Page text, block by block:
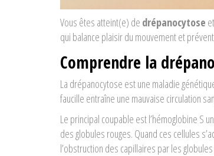
Vous êtes atteint(e) de drépanocytose
qui balance plaisir du mouvement et
Comprendre la
La drépanocytose est une maladie
faucille entraîne une mauvaise circulation
Le principal coupable estl’hémoglobine S
des globules rouges. Quand ces cellules
l’obstruction des capillaires par les